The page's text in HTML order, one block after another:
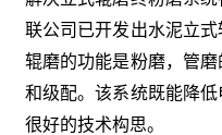
联公司已开发出水泥立
辊磨的功能是粉磨，管
和级配。该系统既能降
很好的技术构思。